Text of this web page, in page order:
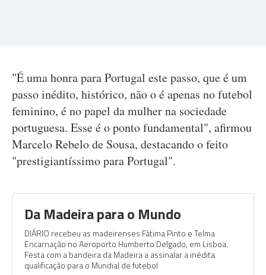
"É uma honra para Portugal este passo, que é um
passo inédito, histórico, não o é apenas no futebol
feminino, é no papel da mulher na sociedade
portuguesa. Esse é o ponto fundamental", afirmou
Marcelo Rebelo de Sousa, destacando o feito
"prestigiantíssimo para Portugal".
Da Madeira para o Mundo
DIÁRIO recebeu as madeirenses Fátima Pinto e Telma
Encarnação no Aeroporto Humberto Delgado, em Lisboa.
Festa com a bandeira da Madeira a assinalar a inédita
qualificação para o Mundial de futebol